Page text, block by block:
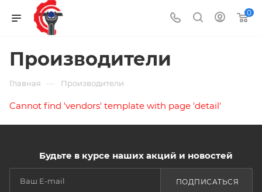
0
Производители
Главная — Производители
Cannot find 'vendors' template with page 'detail'
Будьте в курсе наших акций и новостей
ПОДПИСАТЬСЯ